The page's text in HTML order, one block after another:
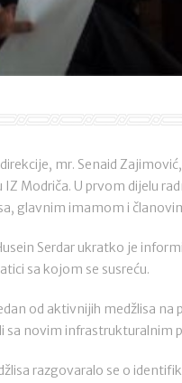
mr. Senaid
Modriča. U prvom dijelu
glavnim imamom i
Serdar ukratko je
sa kojom se susreću.
od aktivnijih medžlisa na
sa novim infrastrukturalnim
razgovaralo se o